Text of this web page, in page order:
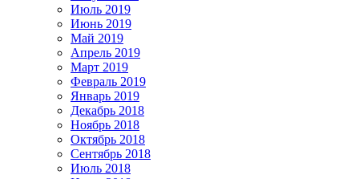
Июль 2019
Июнь 2019
Май 2019
Апрель 2019
Март 2019
Февраль 2019
Январь 2019
Декабрь 2018
Ноябрь 2018
Октябрь 2018
Сентябрь 2018
Июль 2018